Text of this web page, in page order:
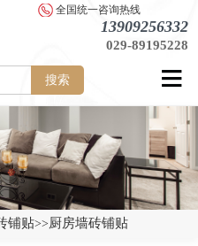
全国统一咨询热线
13909256332
029-89195228
搜索
铺贴>>厨房墙砖铺贴